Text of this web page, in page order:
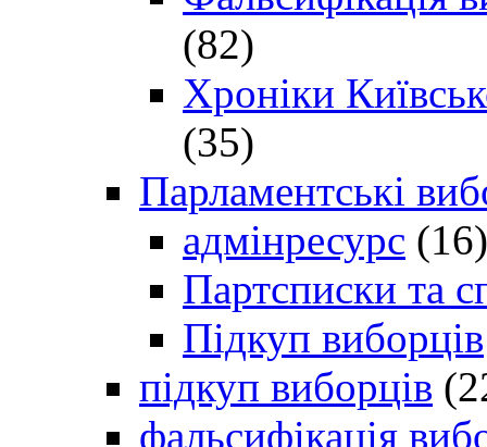
(82)
Хроніки
(35)
Парламентські
адмінресурс (16)
Партсписки та
Підкуп виборців
підкуп виборців
фальсифікація